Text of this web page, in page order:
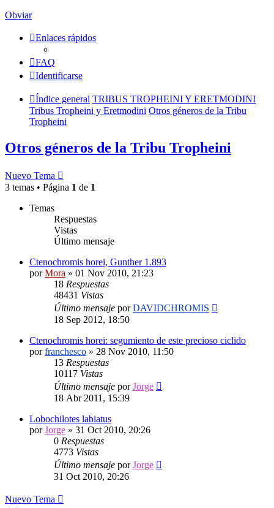
Obviar
Enlaces rápidos
FAQ
Identificarse
Índice general TRIBUS TROPHEINI Y ERETMODINI
Tribus Tropheini y Eretmodini Otros géneros de la Tribu
Tropheini
Otros géneros de la Tribu Tropheini
Nuevo Tema
3 temas • Página 1 de 1
Temas
Respuestas
Vistas
Último mensaje
Ctenochromis horei, Gunther 1.893
porMora » 01 Nov 2010, 21:23
18 Respuestas
48431 Vistas
Último mensaje porDAVIDCHROMIS
18 Sep 2012, 18:50
Ctenochromis horei: segumiento de este precioso ciclido
porfranchesco » 28 Nov 2010, 11:50
13 Respuestas
10117 Vistas
Último mensaje porJorge
18 Abr 2011, 15:39
Lobochilotes labiatus
porJorge » 31 Oct 2010, 20:26
0 Respuestas
4773 Vistas
Último mensaje porJorge
31 Oct 2010, 20:26
Nuevo Tema